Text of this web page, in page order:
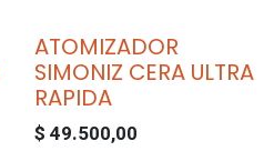
ATOMIZADOR
SIMONIZ CERA ULTRA
RAPIDA
$ 49.500,00